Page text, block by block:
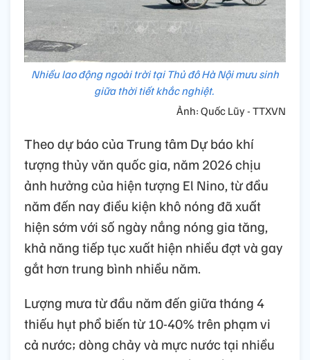
Nhiều lao động ngoài trời tại Thủ đô Hà Nội mưu sinh
giữa thời tiết khắc nghiệt.
Ảnh: Quốc Lũy - TTXVN
Theo dự báo của Trung tâm Dự báo khí
tượng thủy văn quốc gia, năm 2026 chịu
ảnh hưởng của hiện tượng El Nino, từ đầu
năm đến nay điều kiện khô nóng đã xuất
hiện sớm với số ngày nắng nóng gia tăng,
khả năng tiếp tục xuất hiện nhiều đợt và gay
gắt hơn trung bình nhiều năm.
Lượng mưa từ đầu năm đến giữa tháng 4
thiếu hụt phổ biến từ 10-40% trên phạm vi
cả nước; dòng chảy và mực nước tại nhiều